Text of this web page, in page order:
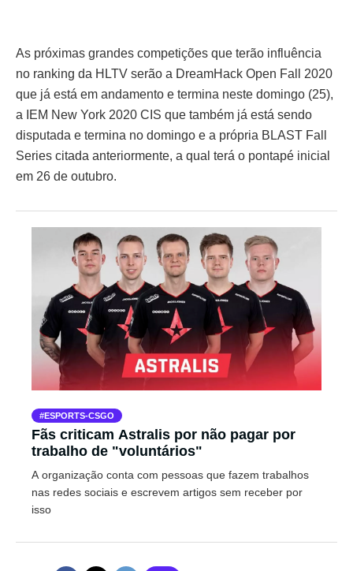
As próximas grandes competições que terão influência
no ranking da HLTV serão a DreamHack Open Fall 2020
que já está em andamento e termina neste domingo (25),
a IEM New York 2020 CIS que também já está sendo
disputada e termina no domingo e a própria BLAST Fall
Series citada anteriormente, a qual terá o pontapé inicial
em 26 de outubro.
ESPORTS-CSGO
Fãs criticam Astralis por não pagar por
trabalho de "voluntários"
A organização conta com pessoas que fazem trabalhos
nas redes sociais e escrevem artigos sem receber por
isso